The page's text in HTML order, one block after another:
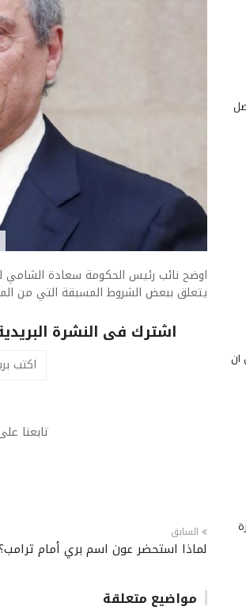
يتعلق ببعض الشروط المسبقة التي من
اشترك فى النشرة
تابعنا
السابق
لماذا استحضر عون اسم بري أمام
مواضيع متعلقة
أن